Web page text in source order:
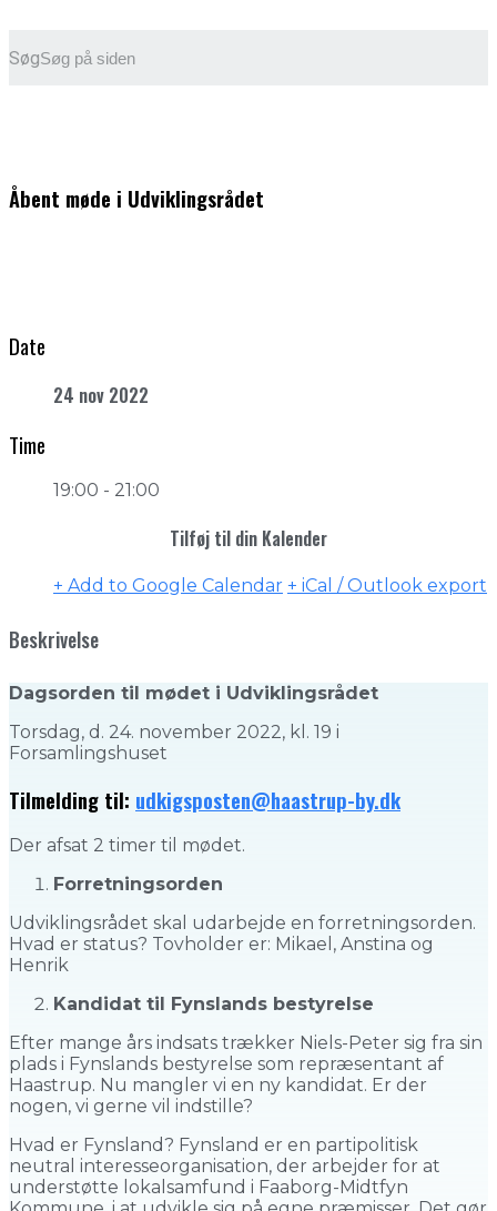
Søg
Åbent møde i Udviklingsrådet
Date
24 nov 2022
Time
19:00 - 21:00
Tilføj til din Kalender
+ Add to Google Calendar + iCal / Outlook export
Beskrivelse
Dagsorden til mødet i Udviklingsrådet
Torsdag, d. 24. november 2022, kl. 19 i
Forsamlingshuset
Tilmelding til: udkigsposten@haastrup-by.dk
Der afsat 2 timer til mødet.
Forretningsorden
Udviklingsrådet skal udarbejde en forretningsorden.
Hvad er status? Tovholder er: Mikael, Anstina og
Henrik
Kandidat til Fynslands bestyrelse
Efter mange års indsats trækker Niels-Peter sig fra sin
plads i Fynslands bestyrelse som repræsentant af
Haastrup. Nu mangler vi en ny kandidat. Er der
nogen, vi gerne vil indstille?
Hvad er Fynsland? Fynsland er en partipolitisk
neutral interesseorganisation, der arbejder for at
understøtte lokalsamfund i Faaborg-Midtfyn